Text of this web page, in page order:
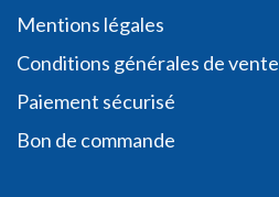
Mentions légales
Conditio​ns général​es de vente
Paiement sécurisé
Bon de commande